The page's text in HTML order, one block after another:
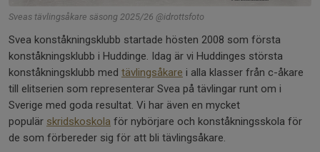
Sveas tävlingsåkare säsong 2025/26 @idrottsfoto
Svea konståkningsklubb startade hösten 2008 som första
konståkningsklubb i Huddinge. Idag är vi Huddinges största
konståkningsklubb med tävlingsåkare i alla klasser från c-åkare
till elitserien som representerar Svea på tävlingar runt om i
Sverige med goda resultat. Vi har även en mycket
populär skridskoskola för nybörjare och konståkningsskola för
de som förbereder sig för att bli tävlingsåkare.